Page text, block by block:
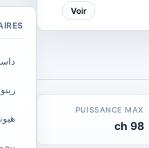
Voir
PUISSANCE MAX
98 ch
رينو